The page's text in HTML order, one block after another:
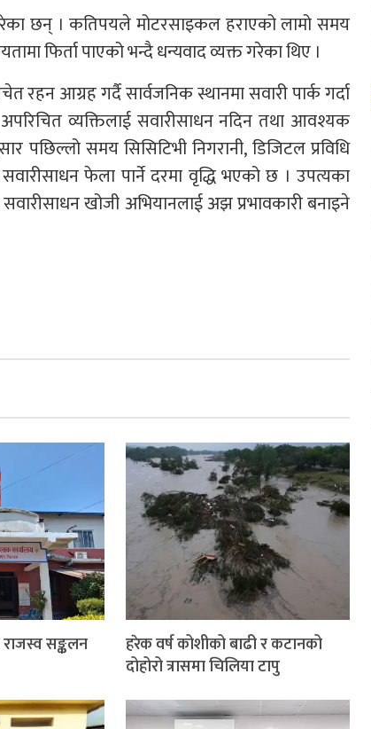
छन् । कतिपयले मोटरसाइकल हराएको लामो समय
फिर्ता पाएको भन्दै धन्यवाद व्यक्त गरेका थिए ।
रहन आग्रह गर्दै सार्वजनिक स्थानमा सवारी पार्क गर्दा
व्यक्तिलाई सवारीसाधन नदिन तथा आवश्यक
पछिल्लो समय सिसिटिभी निगरानी, डिजिटल प्रविधि
फेला पार्ने दरमा वृद्धि भएको छ । उपत्यका
सवारीसाधन खोजी अभियानलाई अझ प्रभावकारी बनाइने
सङ्कलन
हरेक वर्ष कोशीको बाढी र कटानको
दोहोरो त्रासमा चिलिया टापु